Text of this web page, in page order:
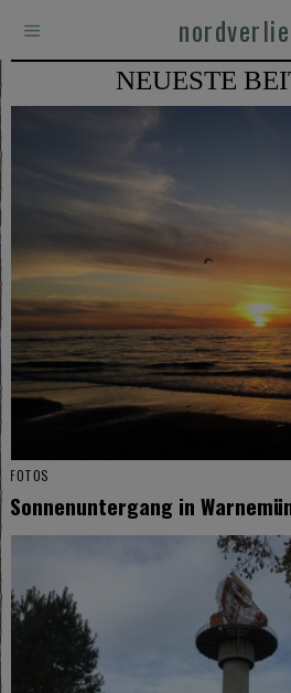
NEUESTE
FOTOS
Sonnenuntergang in